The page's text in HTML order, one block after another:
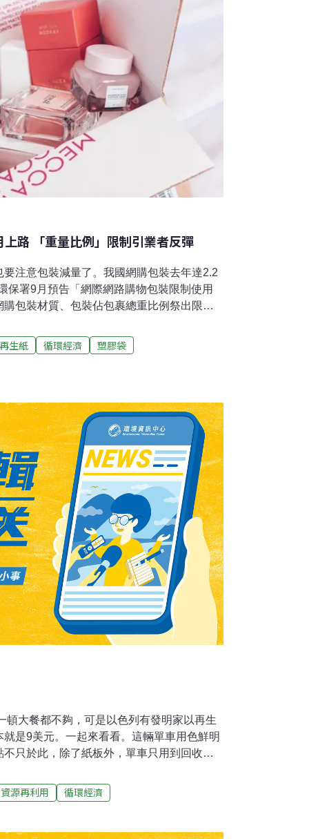
頃要花1萬元回收，有些農民不願花錢或懶
裡露天燃燒，反而造成更嚴重的土壤及地
路 「重量比例」限制引業者反彈
注意包裝減量了。我國網購包裝去年達2.2
保署9月預告「網際網路購物包裝限制使用
包裝材質、包裝佔包裹總重比例祭出限
以紙箱包裝運送就容易超過包裝重量比例
循環的塑膠包裝。環保團體則指出，環保
年民眾消費習慣改變，網路購物銷售額逐年
。環保署統計，2021年網購包裝共2.2億
萬噸碳排；預估2030年將成長至4.9億件，
碳排。為避免網
再生紙 循環經濟 塑膠袋
頓大餐都不夠，可是以色列有發明家以再生
是9美元。一起來看看。這輛單車用色鮮明
只於此，除了紙板外，單車只用到回收的
而這麼妙的點子是發明人葛夫尼在車庫想
，紙單車搖身一變，既防水又防火，由於
輪椅，打算進行量產，預計1年內就可上市。
資源再利用 循環經濟